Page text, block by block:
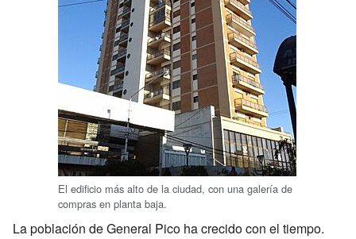
El edificio más alto de la ciudad, con una galería de
compras en planta baja.
La población de General Pico ha crecido con el tiempo.